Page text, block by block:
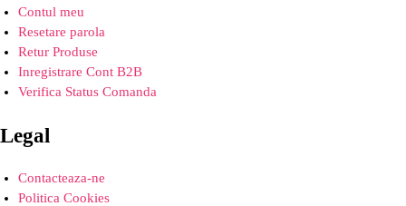
Contul meu
Resetare parola
Retur Produse
Inregistrare Cont B2B
Verifica Status Comanda
Legal
Contacteaza-ne
Politica Cookies